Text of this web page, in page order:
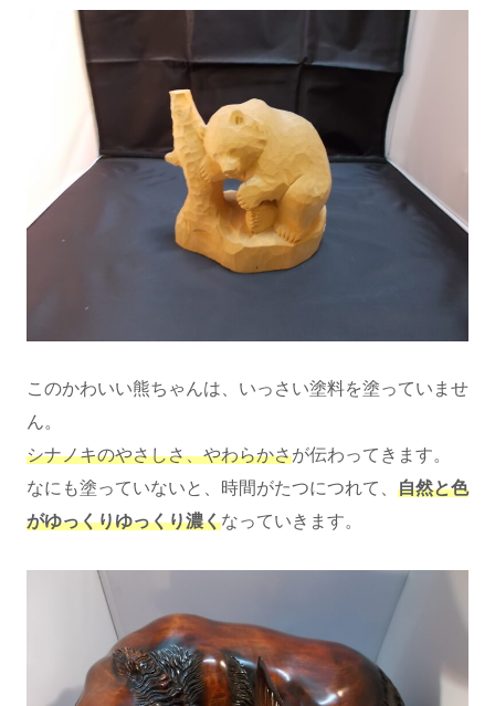
このかわいい熊ちゃんは、いっさい塗料を塗っていませ
ん。
シナノキのやさしさ、やわらかさが伝わってきます。
なにも塗っていないと、時間がたつにつれて、 自然と色
がゆっくりゆっくり濃くなっていきます。